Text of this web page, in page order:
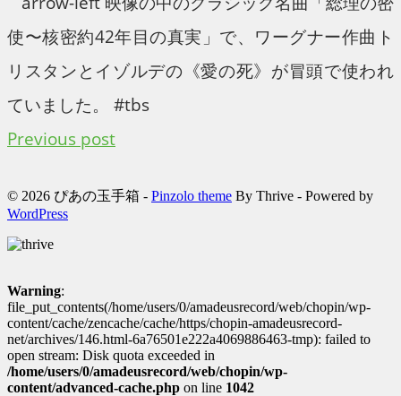
使〜核密約42年目の真実」で、ワーグナー作曲ト
リスタンとイゾルデの《愛の死》が冒頭で使われ
ていました。 #tbs
Previous post
© 2026 ぴあの玉手箱 - Pinzolo theme By Thrive - Powered by
WordPress
Warning:
file_put_contents(/home/users/0/amadeusrecord/web/chopin/wp-
content/cache/zencache/cache/https/chopin-amadeusrecord-
net/archives/146.html-6a76501e222a4069886463-tmp): failed to
open stream: Disk quota exceeded in
/home/users/0/amadeusrecord/web/chopin/wp-
content/advanced-cache.php on line 1042